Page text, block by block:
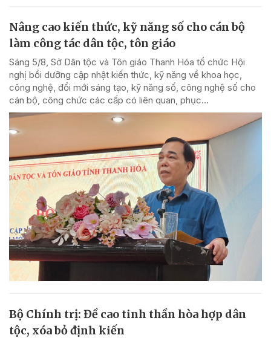
Nâng cao kiến thức, kỹ năng số cho cán bộ
làm công tác dân tộc, tôn giáo
Sáng 5/8, Sở Dân tộc và Tôn giáo Thanh Hóa tổ chức Hội
nghị bồi dưỡng cập nhật kiến thức, kỹ năng về khoa học,
công nghệ, đổi mới sáng tạo, kỹ năng số, công nghệ số cho
cán bộ, công chức các cấp có liên quan, phục...
Bộ Chính trị: Đề cao tinh thần hòa hợp dân
tộc, xóa bỏ định kiến